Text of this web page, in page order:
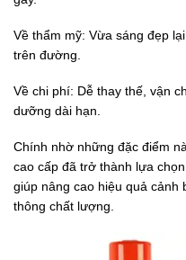
Về thẩm mỹ: Vừa sáng đẹp
trên đường.
Về chi phí: Dễ thay thế, vận
dưỡng dài hạn.
Chính nhờ những đặc điểm
cao cấp đã trở thành lựa
giúp nâng cao hiệu quả cảnh
thông chất lượng.